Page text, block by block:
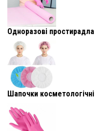
Одноразові простирадла
Шапочки косметологічні